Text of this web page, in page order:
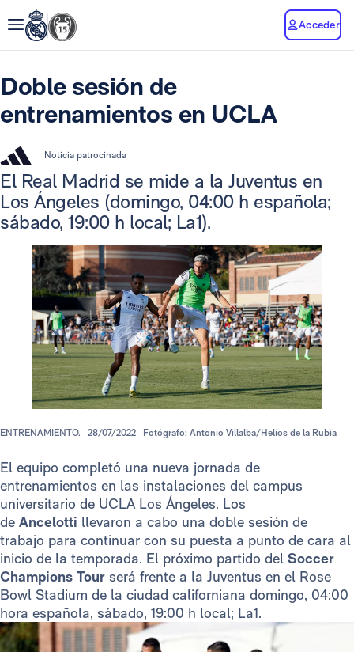
Acceder
Doble sesión de
entrenamientos en UCLA
Noticia patrocinada
El Real Madrid se mide a la Juventus en
Los Ángeles (domingo, 04:00 h española;
sábado, 19:00 h local; La1).
ENTRENAMIENTO. 28/07/2022 Fotógrafo: Antonio Villalba/Helios de la Rubia
El equipo completó una nueva jornada de
entrenamientos en las instalaciones del campus
universitario de UCLA Los Ángeles. Los
de Ancelotti llevaron a cabo una doble sesión de
trabajo para continuar con su puesta a punto de cara al
inicio de la temporada. El próximo partido del Soccer
Champions Tour será frente a la Juventus en el Rose
Bowl Stadium de la ciudad californiana domingo, 04:00
hora española, sábado, 19:00 h local; La1.